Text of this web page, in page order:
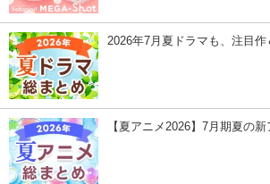
2026年7月夏ドラマも、注目作
【夏アニメ2026】7月期夏の